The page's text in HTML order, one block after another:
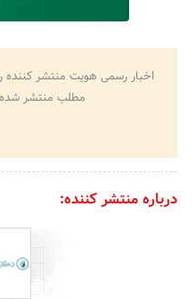
اخبار رسمی هویت منتشر
مطلب منتشر
درباره منتشر کننده: